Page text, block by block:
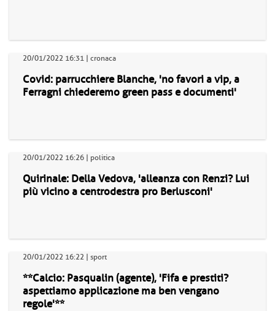
20/01/2022 16:31 | cronaca
Covid: parrucchiere Blanche, 'no favori a vip, a
Ferragni chiederemo green pass e documenti'
20/01/2022 16:26 | politica
Quirinale: Della Vedova, 'alleanza con Renzi? Lui
più vicino a centrodestra pro Berlusconi'
20/01/2022 16:22 | sport
**Calcio: Pasqualin (agente), 'Fifa e prestiti?
aspettiamo applicazione ma ben vengano
regole'**